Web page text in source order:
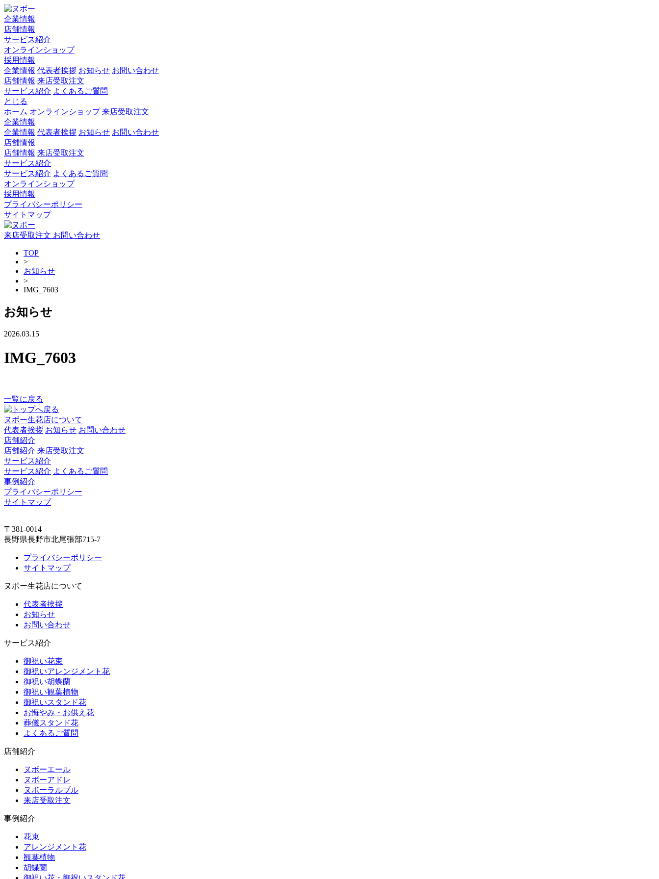
企業情報
店舗情報
サービス紹介
オンラインショップ
採用情報
企業情報 代表者挨拶 お知らせ お問い合わせ
店舗情報 来店受取注文
サービス紹介 よくあるご質問
とじる
ホーム オンラインショップ来店受取注文
企業情報
企業情報 代表者挨拶 お知らせ お問い合わせ
店舗情報
店舗情報 来店受取注文
サービス紹介
サービス紹介 よくあるご質問
オンラインショップ
採用情報
プライバシーポリシー
サイトマップ
来店受取注文 お問い合わせ
TOP
>
お知らせ
>
IMG_7603
お知らせ
2026.03.15
IMG_7603
一覧に戻る
ヌボー生花店について
代表者挨拶 お知らせ お問い合わせ
店舗紹介
店舗紹介 来店受取注文
サービス紹介
サービス紹介 よくあるご質問
事例紹介
プライバシーポリシー
サイトマップ
〒381-0014
長野県長野市北尾張部715-7
プライバシーポリシー
サイトマップ
ヌボー生花店について
代表者挨拶
お知らせ
お問い合わせ
サービス紹介
御祝い花束
御祝いアレンジメント花
御祝い胡蝶蘭
御祝い観葉植物
御祝いスタンド花
お悔やみ・お供え花
葬儀スタンド花
よくあるご質問
店舗紹介
ヌボーエール
ヌボーアドレ
ヌボーラルブル
来店受取注文
事例紹介
花束
アレンジメント花
観葉植物
胡蝶蘭